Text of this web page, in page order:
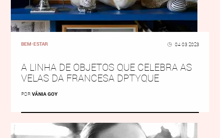
BEM-ESTAR 04 03 2023
A LINHA DE OBJETOS QUE CELEBRA AS
VELAS DA FRANCESA DPTYQUE
POR VÂNIA GOY